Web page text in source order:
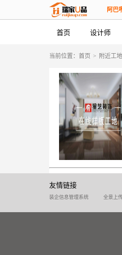
阿巴
首页 设计师
当前位置： 首页 > 附近工地
友情链接
装企信息管理系统 全景上